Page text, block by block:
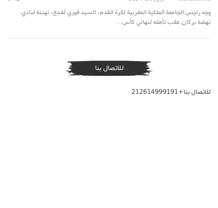
وجه رئيس الجامعة الملكية المغربية لكرة القدم، السيد فوزي لقجع، تهنئة لنادي
نهضة بركان عقب تأهله لنهائي كأس…
للاتصال بنا
للاتصال بنا+212614999191